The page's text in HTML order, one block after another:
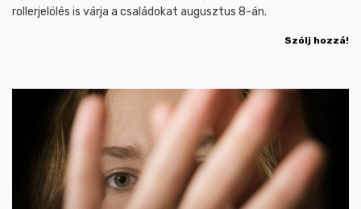
rollerjelölés is várja a családokat augusztus 8-án.
Szólj hozzá!